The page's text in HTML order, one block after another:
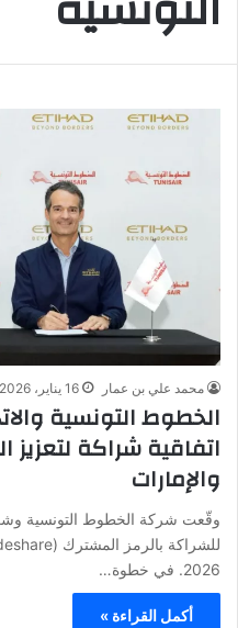
محمد علي بن عمار 16 يناير، 2026
الخطوط التونسية
اتفاقية شراكة
والإمارات
وقّعت شركة الخطوط التونسية
2026. في خطوة…
أكمل القراءة »